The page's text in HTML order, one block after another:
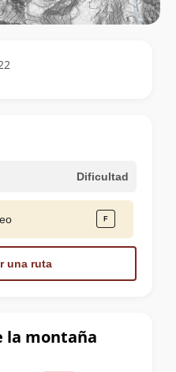
la montaña
Dificultad
una ruta